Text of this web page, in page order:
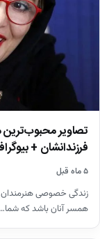
تصاویر محبوب‌ترین
فرزندانشان +
۵ ماه قبل
زندگی خصوصی
همسر آنان باشد که شما…